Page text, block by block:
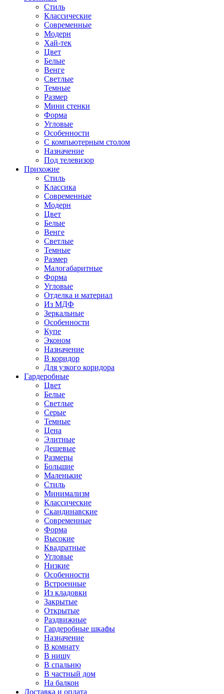
Стиль
Классические
Современные
Модерн
Хай-тек
Цвет
Белые
Венге
Светлые
Темные
Размер
Мини стенки
Форма
Угловые
Особенности
С компьютерным столом
Назначение
Под телевизор
Прихожие
Стиль
Классика
Современные
Модерн
Цвет
Белые
Венге
Светлые
Темные
Размер
Малогабаритные
Форма
Угловые
Отделка и материал
Из МДФ
Зеркальные
Особенности
Купе
Эконом
Назначение
В коридор
Для узкого коридора
Гардеробные
Цвет
Белые
Светлые
Серые
Темные
Цена
Элитные
Дешевые
Размеры
Большие
Маленькие
Стиль
Минимализм
Классические
Скандинавские
Современные
Форма
Высокие
Квадратные
Угловые
Низкие
Особенности
Встроенные
Из кладовки
Закрытые
Открытые
Раздвижные
Гардеробные шкафы
Назначение
В комнату
В нишу
В спальню
В частный дом
На балкон
Доставка и оплата